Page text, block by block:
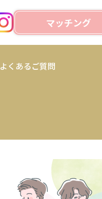
マッチング
よくあるご質問